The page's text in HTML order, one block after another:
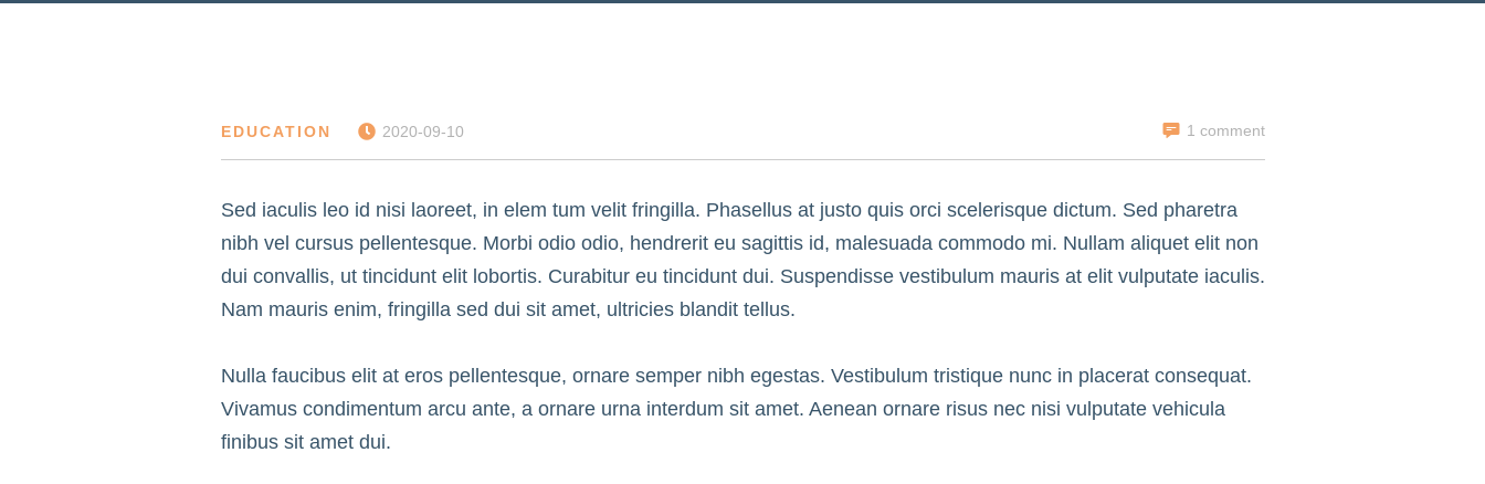
EDUCATION 2020-09-10 1 comment
Sed iaculis leo id nisi laoreet, in elem tum velit fringilla. Phasellus at justo quis orci scelerisque dictum. Sed pharetra
nibh vel cursus pellentesque. Morbi odio odio, hendrerit eu sagittis id, malesuada commodo mi. Nullam aliquet elit non
dui convallis, ut tincidunt elit lobortis. Curabitur eu tincidunt dui. Suspendisse vestibulum mauris at elit vulputate iaculis.
Nam mauris enim, fringilla sed dui sit amet, ultricies blandit tellus.
Nulla faucibus elit at eros pellentesque, ornare semper nibh egestas. Vestibulum tristique nunc in placerat consequat.
Vivamus condimentum arcu ante, a ornare urna interdum sit amet. Aenean ornare risus nec nisi vulputate vehicula
finibus sit amet dui.